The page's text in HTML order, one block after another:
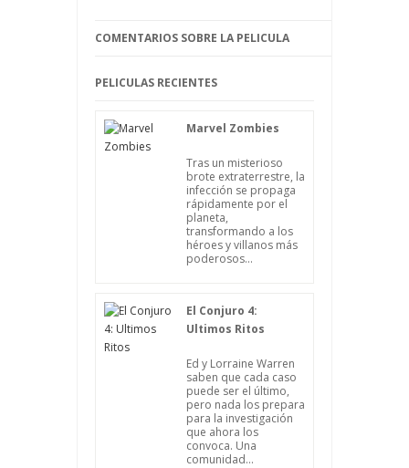
COMENTARIOS SOBRE LA PELICULA
PELICULAS RECIENTES
Marvel Zombies
Tras un misterioso
brote extraterrestre, la
infección se propaga
rápidamente por el
planeta,
transformando a los
héroes y villanos más
poderosos...
El Conjuro 4:
Ultimos Ritos
Ed y Lorraine Warren
saben que cada caso
puede ser el último,
pero nada los prepara
para la investigación
que ahora los
convoca. Una
comunidad...